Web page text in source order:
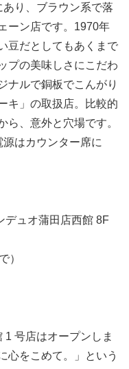
あり、ブラウン系で落
ーン店です。1970年
豆だとしてもあくまで
プの美味しさにこだわ
ナルで銅板でこんがり
キ」の取扱店。比較的
ら、意外と穴場です。
はカウンター席に
デュオ蒲田店西館 8F
）
号店はオープンしま
心をこめて。」という